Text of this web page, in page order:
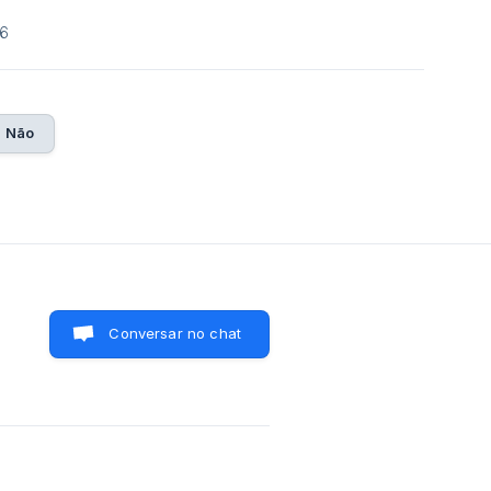
Não
Conversar no chat